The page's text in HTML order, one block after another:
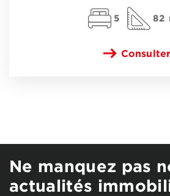
5 82
Consulter
Ne manquez pas
actualités